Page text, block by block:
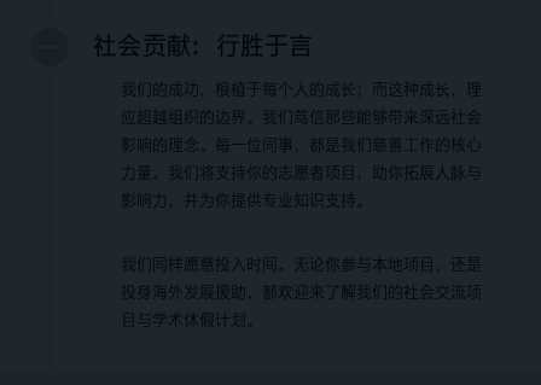
社会贡献：行胜于言
我们的成功，根植于每个人的成长；而这种成长，理
应超越组织的边界。我们笃信那些能够带来深远社会
影响的理念。每一位同事，都是我们慈善工作的核心
力量。我们将支持你的志愿者项目，助你拓展人脉与
影响力，并为你提供专业知识支持。
我们同样愿意投入时间。无论你参与本地项目，还是
投身海外发展援助，都欢迎来了解我们的社会交流项
目与学术休假计划。